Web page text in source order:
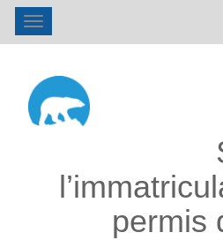
Toggle
navigation
permis